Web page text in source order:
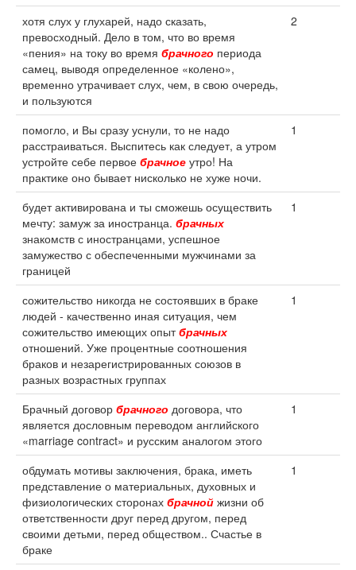
хотя слух у глухарей, надо сказать,
превосходный. Дело в том, что во время
«пения» на току во время брачного периода
самец, выводя определенное «колено»,
временно утрачивает слух, чем, в свою очередь,
и пользуются
2
помогло, и Вы сразу уснули, то не надо
расстраиваться. Выспитесь как следует, а утром
устройте себе первое брачное утро! На
практике оно бывает нисколько не хуже ночи.
1
будет активирована и ты сможешь осуществить
мечту: замуж за иностранца. брачных
знакомств с иностранцами, успешное
замужество с обеспеченными мужчинами за
границей
1
сожительство никогда не состоявших в браке
людей - качественно иная ситуация, чем
сожительство имеющих опытбрачных
отношений. Уже процентные соотношения
браков и незарегистрированных союзов в
разных возрастных группах
1
Брачный договор брачного договора, что
является дословным переводом английского
«marriage contract» и русским аналогом этого
1
обдумать мотивы заключения, брака, иметь
представление о материальных, духовных и
физиологических сторонах брачной жизни об
ответственности друг перед другом, перед
своими детьми, перед обществом.. Счастье в
браке
1